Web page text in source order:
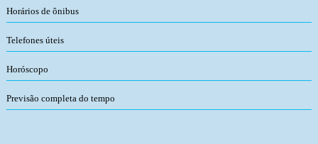
Horários de ônibus
Telefones úteis
Horóscopo
Previsão completa do tempo